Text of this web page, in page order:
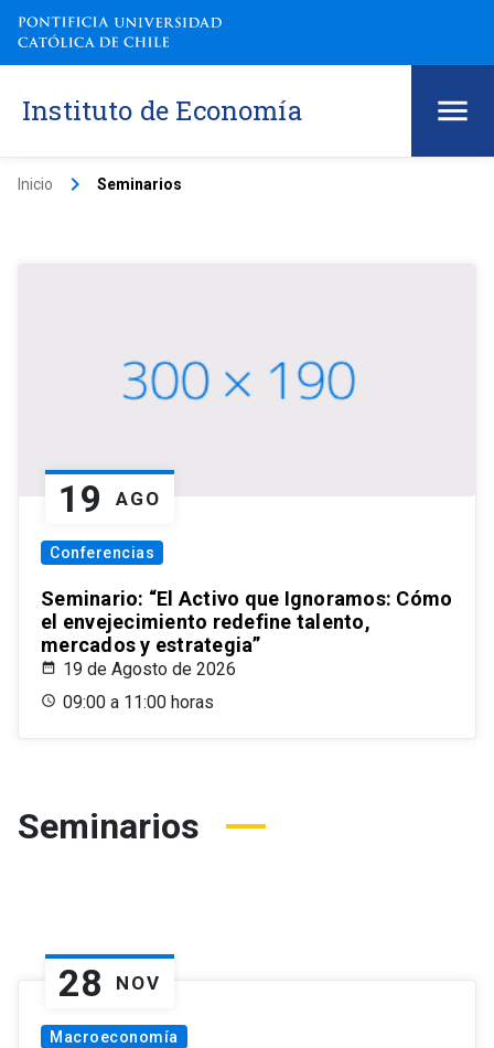
Instituto de Economía
Inicio keyboard_arrow_right Seminarios
19 AGO
Conferencias
Seminario: “El Activo que Ignoramos: Cómo
el envejecimiento redefine talento,
mercados y estrategia”
19 de Agosto de 2026
09:00 a 11:00 horas
Seminarios
28 NOV
Macroeconomía